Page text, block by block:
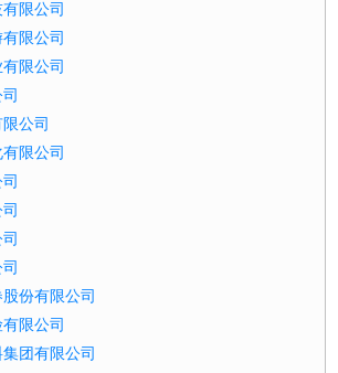
限公司
限公司
限公司
公司
限公司
份有限公司
限公司
团有限公司